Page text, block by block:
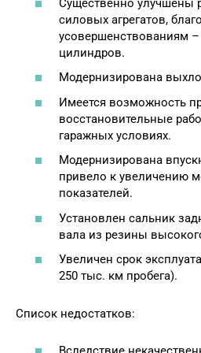
Существенно улучшены
силовых агрегатов,
усовершенствованиям –
цилиндров.
Модернизирована
Имеется возможность
восстановительные
гаражных условиях.
Модернизирована
привело к увеличению
показателей.
Установлен сальник
вала из резины
Увеличен срок
250 тыс. км пробега).
Список недостатков: